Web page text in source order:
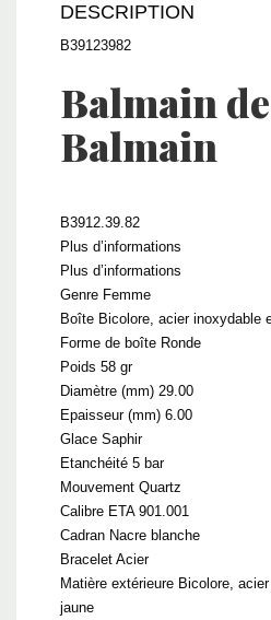
DESCRIPTION
B39123982
Balmain de
Balmain
B3912.39.82
Plus d’informations
Plus d’informations
Genre Femme
Boîte Bicolore, acier inoxydable
Forme de boîte Ronde
Poids 58 gr
Diamètre (mm) 29.00
Epaisseur (mm) 6.00
Glace Saphir
Etanchéité 5 bar
Mouvement Quartz
Calibre ETA 901.001
Cadran Nacre blanche
Bracelet Acier
Matière extérieure Bicolore,
jaune